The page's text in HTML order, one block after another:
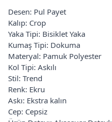
Desen: Pul Payet
Kalıp: Crop
Yaka Tipi: Bisiklet Yaka
Kumaş Tipi: Dokuma
Materyal: Pamuk Polyester
Kol Tipi: Askılı
Stil: Trend
Renk: Ekru
Askı: Ekstra kalın
Cep: Cepsiz